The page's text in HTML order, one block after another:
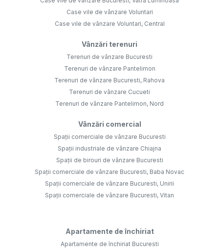
Case vile de vânzare Voluntari
Case vile de vânzare Voluntari, Central
Vânzări terenuri
Terenuri de vânzare Bucuresti
Terenuri de vânzare Pantelimon
Terenuri de vânzare Bucuresti, Rahova
Terenuri de vânzare Cucueti
Terenuri de vânzare Pantelimon, Nord
Vânzări comercial
Spații comerciale de vânzare Bucuresti
Spații industriale de vânzare Chiajna
Spații de birouri de vânzare Bucuresti
Spații comerciale de vânzare Bucuresti, Baba Novac
Spații comerciale de vânzare Bucuresti, Unirii
Spații comerciale de vânzare Bucuresti, Vitan
Apartamente de închiriat
Apartamente de închiriat Bucuresti